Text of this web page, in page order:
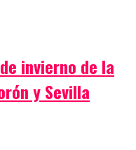
invierno de la
y Sevilla